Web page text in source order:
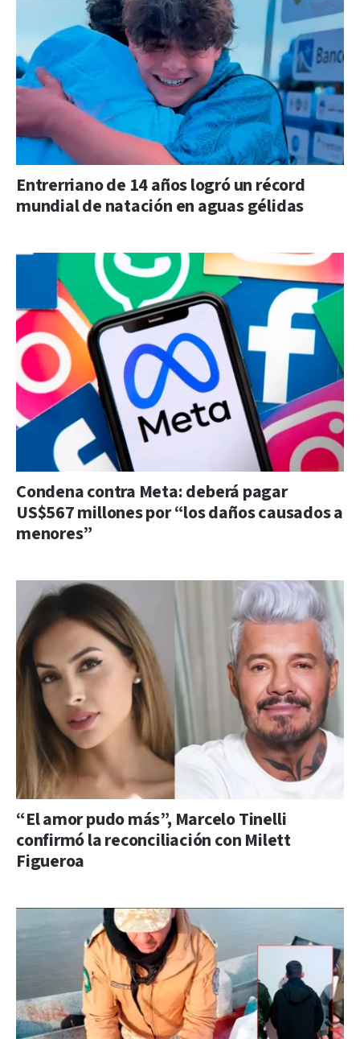
Entrerriano de 14 años logró un récord
mundial de natación en aguas gélidas
Condena contra Meta: deberá pagar
US$567 millones por “los daños causados a
menores”
“El amor pudo más”, Marcelo Tinelli
confirmó la reconciliación con Milett
Figueroa